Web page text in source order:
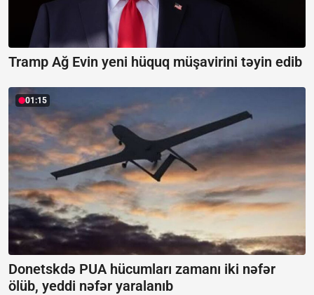
Tramp Ağ Evin yeni hüquq müşavirini təyin edib
01:15
Donetskdə PUA hücumları zamanı iki nəfər
ölüb, yeddi nəfər yaralanıb